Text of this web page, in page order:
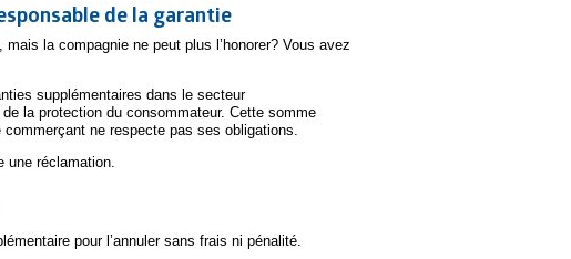
de la garantie
la compagnie ne peut plus l’honorer? Vous avez
supplémentaires dans le secteur
la protection du consommateur. Cette somme
ne respecte pas ses obligations.
une réclamation.
pour l’annuler sans frais ni pénalité.